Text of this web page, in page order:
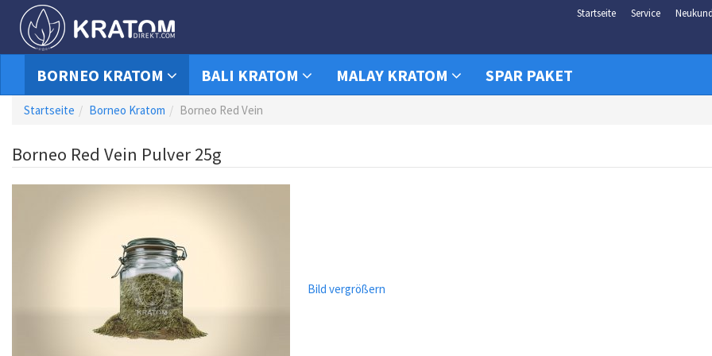
Startseite Service
BORNEO KRATOM BALI KRATOM MALAY KRATOM SPAR PAKET
Startseite Borneo Kratom Borneo Red Vein
Borneo Red Vein Pulver 25g
Bild vergrößern